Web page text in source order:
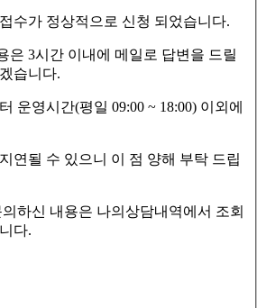
수가 정상적으로 신청 되었습니다.
은 3시간 이내에 메일로 답변을 드릴
습니다.
운영시간(평일 09:00 ~ 18:00) 이외에
연될 수 있으니 이 점 양해 부탁 드립
하신 내용은 나의상담내역에서 조회
다.